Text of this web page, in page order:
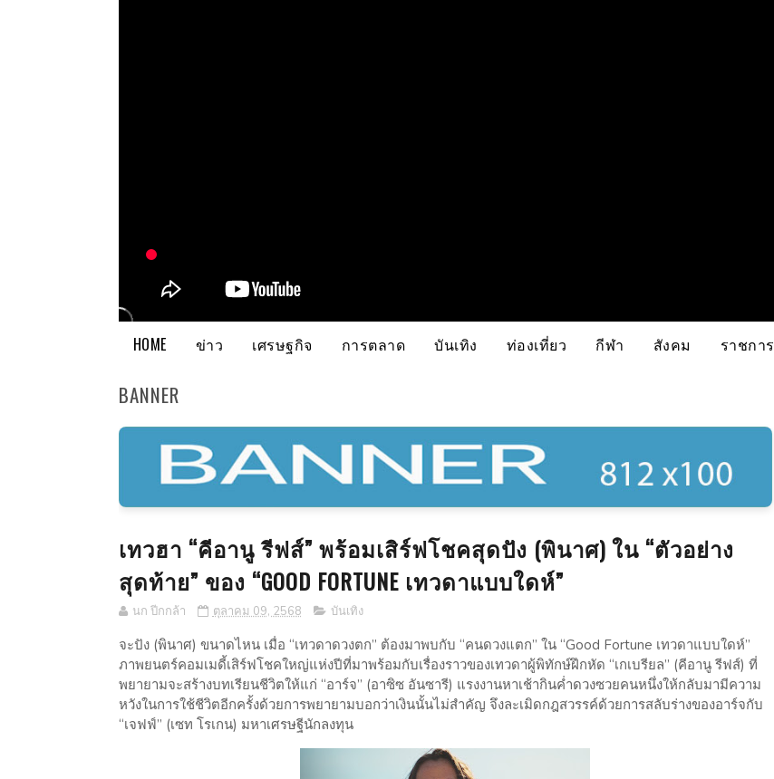
HOME ข่าว เศรษฐกิจ การตลาด บันเทิง ท่องเที่ยว กีฬา สังคม ราชการ
BANNER
เทวฮา “คีอานู รีฟส์” พร้อมเสิร์ฟโชคสุดปัง (พินาศ) ใน “ตัวอย่าง
สุดท้าย” ของ “GOOD FORTUNE เทวดาแบบใดห์”
นก ปีกกล้า ตุลาคม 09, 2568 บันเทิง
จะปัง (พินาศ) ขนาดไหน เมื่อ “เทวดาดวงตก” ต้องมาพบกับ “คนดวงแตก” ใน “Good Fortune เทวดาแบบใดห์”
ภาพยนตร์คอมเมดี้เสิร์ฟโชคใหญ่แห่งปีที่มาพร้อมกับเรื่องราวของเทวดาผู้พิทักษ์ฝึกหัด “เกเบรียล” (คีอานู รีฟส์) ที่
พยายามจะสร้างบทเรียนชีวิตให้แก่ “อาร์จ” (อาซิซ อันซารี) แรงงานหาเช้ากินค่ำดวงซวยคนหนึ่งให้กลับมามีความ
หวังในการใช้ชีวิตอีกครั้งด้วยการพยายามบอกว่าเงินนั้นไม่สำคัญ จึงละเมิดกฎสวรรค์ด้วยการสลับร่างของอาร์จกับ
“เจฟฟ์” (เซท โรเกน) มหาเศรษฐีนักลงทุน